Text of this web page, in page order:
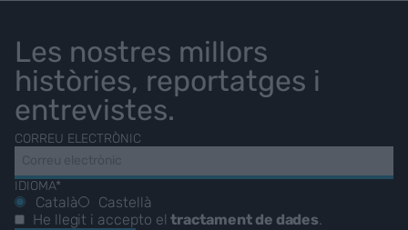
Les nostres millors
històries, reportatges i
entrevistes.
CORREU ELECTRÒNIC
IDIOMA*
Català
Castellà
He llegit i accepto eltractament de dades.